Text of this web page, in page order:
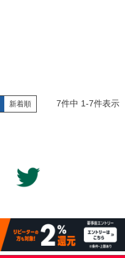
新着順 7件中 1-7件表示